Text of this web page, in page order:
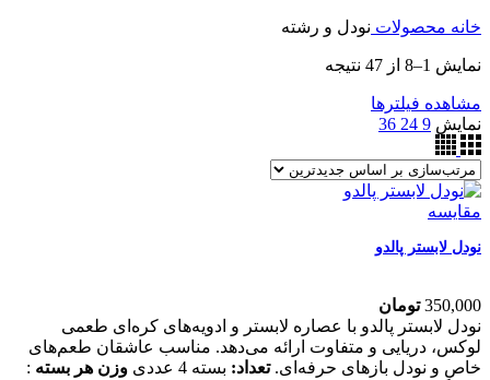
خانه محصولات نودل و رشته
نمایش 1–8 از 47 نتیجه
مشاهده فیلترها
نمایش 9
24
36
مقایسه
نودل لابستر پالدو
350,000 تومان
نودل لابستر پالدو با عصاره لابستر و ادویه‌های کره‌ای طعمی
لوکس، دریایی و متفاوت ارائه می‌دهد. مناسب عاشقان طعم‌های
خاص و نودل‌ بازهای حرفه‌ای.تعداد: بسته 4 عددی وزن هر بسته :